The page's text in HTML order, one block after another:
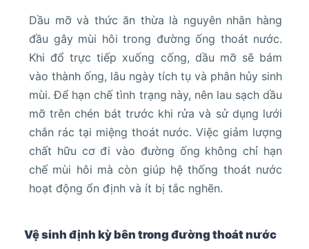
Dầu mỡ và thức ăn thừa là nguyên nhân hàng
đầu gây mùi hôi trong đường ống thoát nước.
Khi đổ trực tiếp xuống cống, dầu mỡ sẽ bám
vào thành ống, lâu ngày tích tụ và phân hủy sinh
mùi. Để hạn chế tình trạng này, nên lau sạch dầu
mỡ trên chén bát trước khi rửa và sử dụng lưới
chắn rác tại miệng thoát nước. Việc giảm lượng
chất hữu cơ đi vào đường ống không chỉ hạn
chế mùi hôi mà còn giúp hệ thống thoát nước
hoạt động ổn định và ít bị tắc nghẽn.
Vệ sinh định kỳ bên trong đường thoát nước